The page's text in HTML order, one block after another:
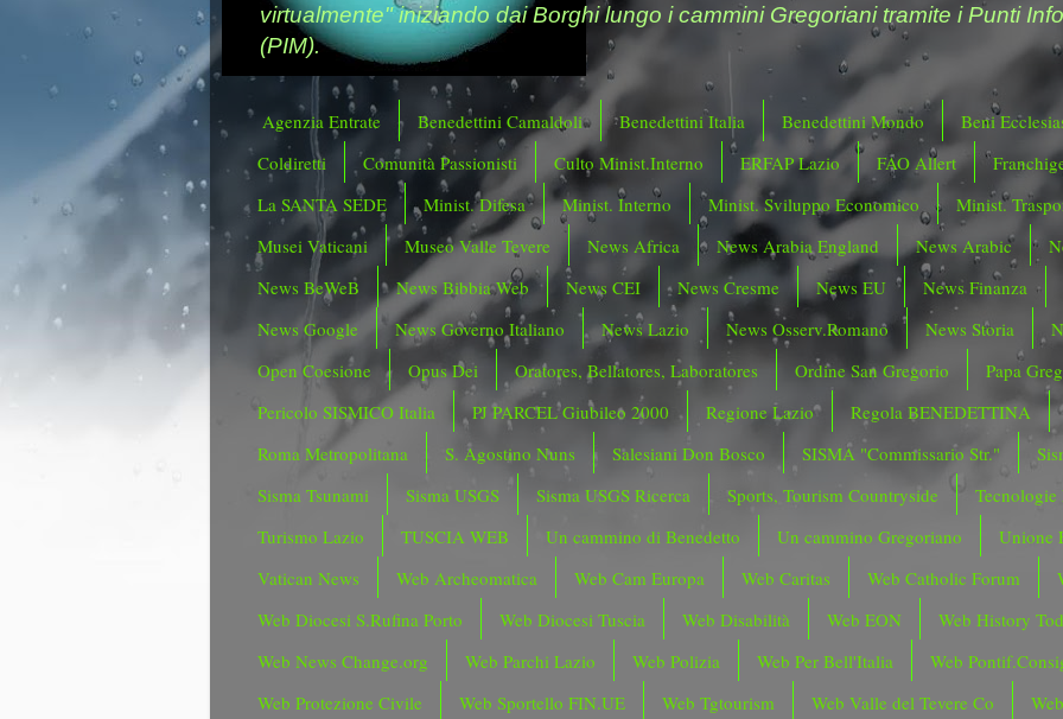
virtualmente" iniziando dai Borghi lungo i cammini Gregoriani tramite i Punti
(PIM).
Agenzia Entrate Benedettini Camaldoli Benedettini Italia Benedettini Mondo
Beni
Coldiretti
Comunità Passionisti Culto Minist.Interno ERFAP Lazio FAO Allert
La SANTA SEDE
Minist. Difesa Minist. Interno Minist. Sviluppo Economico
Minist.
Musei Vaticani
Museo Valle Tevere News Africa News Arabia England News Arabic
News BeWeB
News Bibbia Web News CEI News Cresme News EU
News Finanza
News Google
News Governo Italiano News Lazio News Osserv.Romano News Storia
Open Coesione
Opus Dei Oratores, Bellatores, Laboratores Ordine San Gregorio
Papa
Pericolo SISMICO Italia
PJ PARCEL Giubileo 2000 Regione Lazio
Regola BENEDETTINA
Roma Metropolitana
S. Agostino Nuns Salesiani Don Bosco SISMA "Commissario Str."
Sisma Tsunami
Sisma USGS Sisma USGS Ricerca Sports, Tourism Countryside
Tecnologie
Turismo Lazio
TUSCIA WEB Un cammino di Benedetto Un cammino Gregoriano
Unione
Vatican News
Web Archeomatica Web Cam Europa Web Caritas Web Catholic Forum
Web Diocesi S.Rufina Porto
Web Diocesi Tuscia Web Disabilità Web EON
Web History
Web News Change.org
Web Parchi Lazio Web Polizia Web Per Bell'Italia
Web
Web Protezione Civile
Web Sportello FIN.UE Web Tgtourism Web Valle del Tevere Co